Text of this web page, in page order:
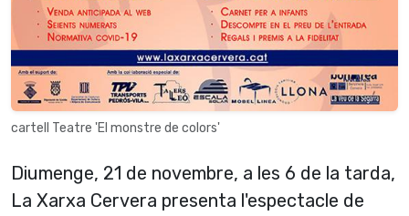
cartell Teatre 'El monstre de colors'
Diumenge, 21 de novembre, a les 6 de la tarda,
La Xarxa Cervera presenta l'espectacle de